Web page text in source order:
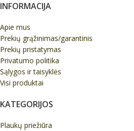
INFORMACIJA
Apie mus
Prekių grąžinimas/garantinis
Prekių pristatymas
Privatumo politika
Sąlygos ir taisyklės
Visi produktai
KATEGORIJOS
Plaukų priežiūra